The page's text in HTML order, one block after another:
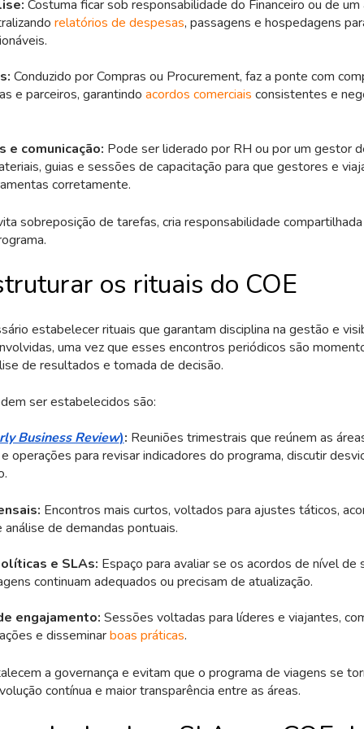
Costuma ficar sob responsabilidade do Financeiro ou de um
relatórios de despesas, passagens e hospedagens
Conduzido por Compras ou Procurement, faz a ponte com
e parceiros, garantindo acordos comerciais consistentes e
e comunicação: Pode ser liderado por RH ou por um gestor
guias e sessões de capacitação para que gestores e
corretamente.
sobreposição de tarefas, cria responsabilidade
os rituais do COE
estabelecer rituais que garantam disciplina na gestão e
uma vez que esses encontros periódicos são
de resultados e tomada de decisão.
ser estabelecidos são:
Business Review): Reuniões trimestrais que reúnem as
operações para revisar indicadores do programa, discutir
Encontros mais curtos, voltados para ajustes táticos,
de demandas pontuais.
e SLAs: Espaço para avaliar se os acordos de nível de
continuam adequados ou precisam de atualização.
engajamento: Sessões voltadas para líderes e viajantes,
e disseminarboas práticas.
a governança e evitam que o programa de viagens se
contínua e maior transparência entre as áreas.